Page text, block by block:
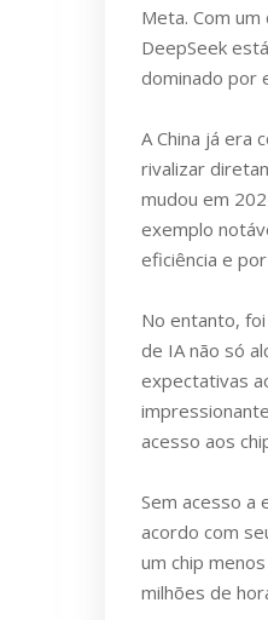
Meta. Com
DeepSeek
dominado por
A China já era
rivalizar
mudou em
exemplo
eficiência e
No entanto,
de IA não só
expectativas
acesso aos
Sem acesso a
acordo com
um chip
milhões de